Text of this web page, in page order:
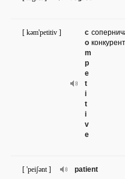
c
o
m
p
e
t
i
t
i
v
e
[ kəm'petitiv ]
patient
[ 'peiʃənt ]